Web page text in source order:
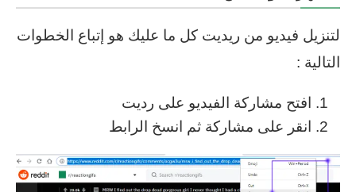
لتنزيل فيديو من ريديت كل ما عليك هو إتباع الخطوات
التالية :
افتح مشاركة الفيديو على رديت
انقر على مشاركة ثم انسخ الرابط